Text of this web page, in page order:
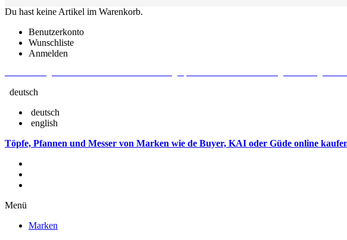
Du hast keine Artikel im Warenkorb.
Benutzerkonto
Wunschliste
Anmelden
deutsch
deutsch
english
Töpfe, Pfannen und Messer von Marken wie de Buyer, KAI oder Güde online
Menü
Marken